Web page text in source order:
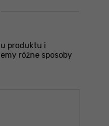
produktu i
różne sposoby